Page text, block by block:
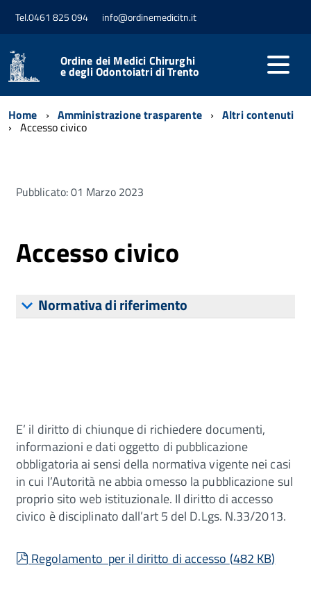
Tel.0461 825 094 info@ordinemedicitn.it
Ordine dei Medici Chirurghi
e degli Odontoiatri di Trento
Home Amministrazione trasparente Altri contenuti
Accesso civico
Pubblicato: 01 Marzo 2023
Accesso civico
Normativa di riferimento
E’ il diritto di chiunque di richiedere documenti,
informazioni e dati oggetto di pubblicazione
obbligatoria ai sensi della normativa vigente nei casi
in cui l’Autorità ne abbia omesso la pubblicazione sul
proprio sito web istituzionale. Il diritto di accesso
civico è disciplinato dall’art 5 del D.Lgs. N.33/2013.
pdf
Regolamento per il diritto di accesso (482 KB)